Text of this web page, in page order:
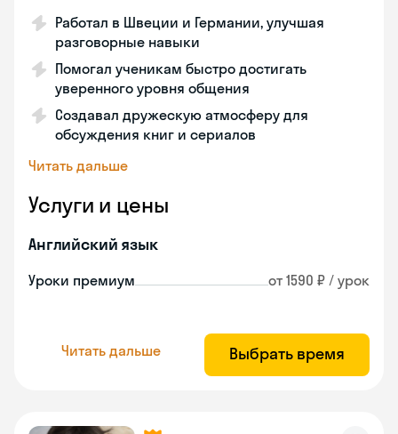
Работал в Швеции и Германии, улучшая
разговорные навыки
Помогал ученикам быстро достигать
уверенного уровня общения
Создавал дружескую атмосферу для
обсуждения книг и сериалов
Читать дальше
Услуги и цены
Английский язык
Уроки премиум от 1590 ₽ / урок
Читать дальше Выбрать время